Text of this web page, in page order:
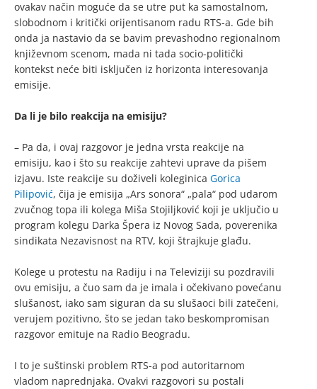
ovakav način moguće da se utre put ka samostalnom,
slobodnom i kritički orijentisanom radu RTS-a. Gde bih
onda ja nastavio da se bavim prevashodno regionalnom
književnom scenom, mada ni tada socio-politički
kontekst neće biti isključen iz horizonta interesovanja
emisije.
Da li je bilo reakcija na emisiju?
– Pa da, i ovaj razgovor je jedna vrsta reakcije na
emisiju, kao i što su reakcije zahtevi uprave da pišem
izjavu. Iste reakcije su doživeli koleginica Gorica
Pilipović, čija je emisija „Ars sonora“ „pala“ pod udarom
zvučnog topa ili kolega Miša Stojiljković koji je uključio u
program kolegu Darka Špera iz Novog Sada, poverenika
sindikata Nezavisnost na RTV, koji štrajkuje glađu.
Kolege u protestu na Radiju i na Televiziji su pozdravili
ovu emisiju, a čuo sam da je imala i očekivano povećanu
slušanost, iako sam siguran da su slušaoci bili zatečeni,
verujem pozitivno, što se jedan tako beskompromisan
razgovor emituje na Radio Beogradu.
I to je suštinski problem RTS-a pod autoritarnom
vladom naprednjaka. Ovakvi razgovori su postali